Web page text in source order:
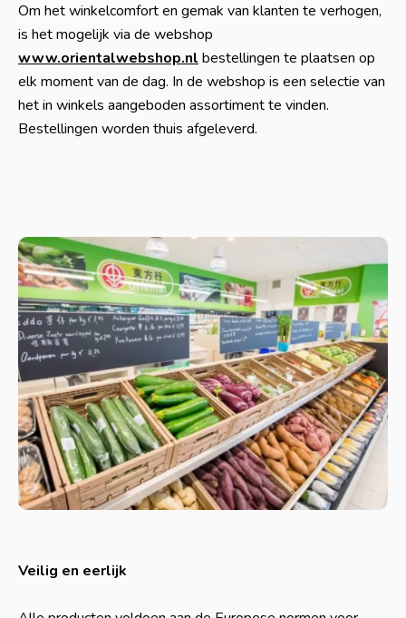
Om het winkelcomfort en gemak van klanten te verhogen,
is het mogelijk via de webshop
www.orientalwebshop.nl bestellingen te plaatsen op
elk moment van de dag. In de webshop is een selectie van
het in winkels aangeboden assortiment te vinden.
Bestellingen worden thuis afgeleverd.
Veilig en eerlijk